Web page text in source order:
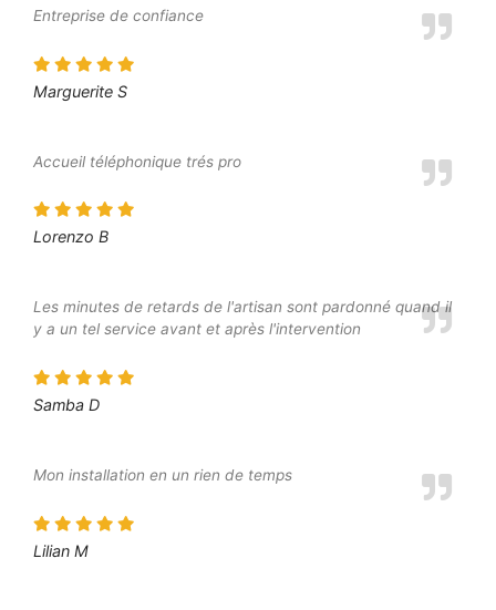
Entreprise de confiance
Marguerite S
Accueil téléphonique trés pro
Lorenzo B
Les minutes de retards de l'artisan sont pardonné quand il
y a un tel service avant et après l'intervention
Samba D
Mon installation en un rien de temps
Lilian M